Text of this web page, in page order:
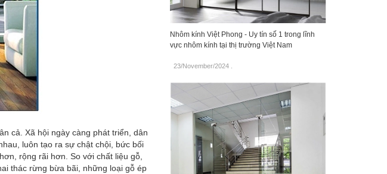
cả. Xã hội ngày càng phát triển, dân
luôn tạo ra sự chật chội, bức bối
rộng rãi hơn. So với chất liệu gỗ,
thác rừng bừa bãi, những loại gỗ ép
Nhôm kính Việt Phong - Uy tín số 1 trong lĩnh
vực nhôm kính tại thị trường Việt Nam
23/November/2024.